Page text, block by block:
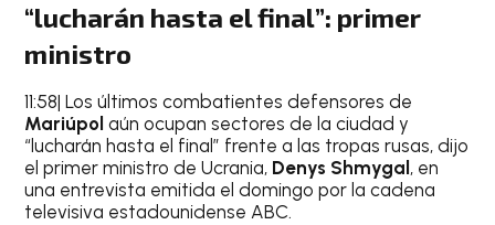
“lucharán hasta el final”: primer
ministro
11:58| Los últimos combatientes defensores de
Mariúpolaún ocupan sectores de la ciudad y
“lucharán hasta el final” frente a las tropas rusas, dijo
el primer ministro de Ucrania, Denys Shmygal , en
una entrevista emitida el domingo por la cadena
televisiva estadounidense ABC.